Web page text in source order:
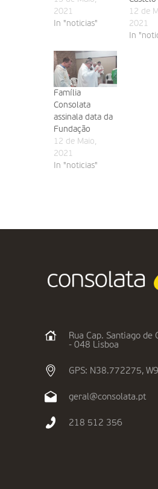
2021
In "noticias"
12 de
2021
In
Família
Consolata
assinala data da
Fundação
12 de Maio,
2021
In "noticias"
Rua Cap. Santiago
- 048 Lisboa
GPS: N38.772275,
geral@consolata.pt
218 512 356